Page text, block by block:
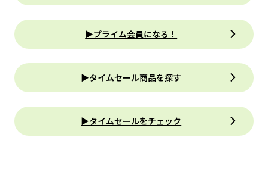
▶プライム会員になる！
▶タイムセール商品を探す
▶タイムセールをチェック